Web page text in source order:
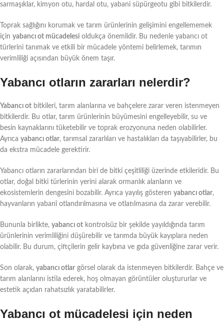
sarmaşıklar, kimyon otu, hardal otu, yabani süpürgeotu gibi bitkilerdir.
Toprak sağlığını korumak ve tarım ürünlerinin gelişimini engellememek
için yabancı ot mücadelesi oldukça önemlidir. Bu nedenle yabancı ot
türlerini tanımak ve etkili bir mücadele yöntemi belirlemek, tarımın
verimliliği açısından büyük önem taşır.
Yabancı otların zararları nelerdir?
Yabancı ot bitkileri, tarım alanlarına ve bahçelere zarar veren istenmeyen
bitkilerdir. Bu otlar, tarım ürünlerinin büyümesini engelleyebilir, su ve
besin kaynaklarını tüketebilir ve toprak erozyonuna neden olabilirler.
Ayrıca yabancı otlar, tarımsal zararlıları ve hastalıkları da taşıyabilirler, bu
da ekstra mücadele gerektirir.
Yabancı otların zararlarından biri de bitki çeşitliliği üzerinde etkileridir. Bu
otlar, doğal bitki türlerinin yerini alarak ormanlık alanların ve
ekosistemlerin dengesini bozabilir. Ayrıca yayılış gösteren yabancı otlar,
hayvanların yabanî otlandırılmasına ve otlatılmasına da zarar verebilir.
Bununla birlikte, yabancı ot kontrolsüz bir şekilde yayıldığında tarım
ürünlerinin verimliliğini düşürebilir ve tarımda büyük kayıplara neden
olabilir. Bu durum, çiftçilerin gelir kaybına ve gıda güvenliğine zarar verir.
Son olarak, yabancı otlar görsel olarak da istenmeyen bitkilerdir. Bahçe ve
tarım alanlarını istila ederek, hoş olmayan görüntüler oluştururlar ve
estetik açıdan rahatsızlık yaratabilirler.
Yabancı ot mücadelesi için neden